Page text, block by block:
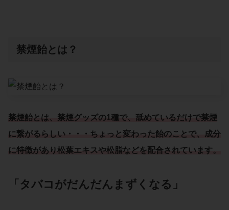
禁煙飴とは？
禁煙飴とは、 禁煙グッズの1種で、 舐めているだけで禁煙
に繋がるらしい・・・ちょっと変わった飴のことで、成分
に特徴があり松葉エキスや松脂などを配合されています。
「 タバコがだんだんまずくなる 」